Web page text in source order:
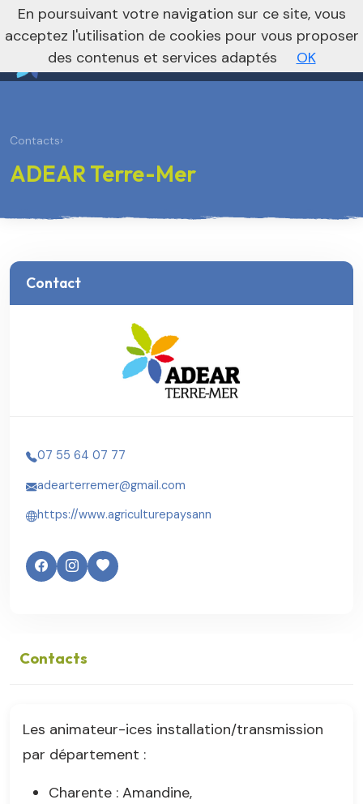
Vers le site national
nivo_2026: 1
Contacts›
ADEAR Terre-Mer
Contact
07 55 64 07 77
adearterremer@gmail.com
https://www.agriculturepaysann
Contacts
Les animateur-ices installation/transmission
par département :
Charente : Amandine,
En poursuivant votre navigation sur ce site, vous
acceptez l'utilisation de cookies pour vous proposer
des contenus et services adaptés
OK